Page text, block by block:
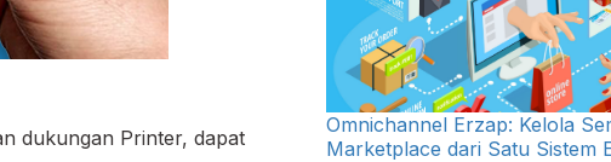
dukungan Printer, dapat
Omnichannel Erzap: Kelola
Marketplace dari Satu Sistem